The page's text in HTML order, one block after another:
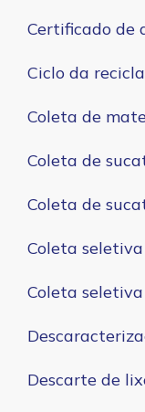
Certificado de
Ciclo da
Coleta de
Coleta de
Coleta de
Coleta seletiva
Coleta
Descarte de